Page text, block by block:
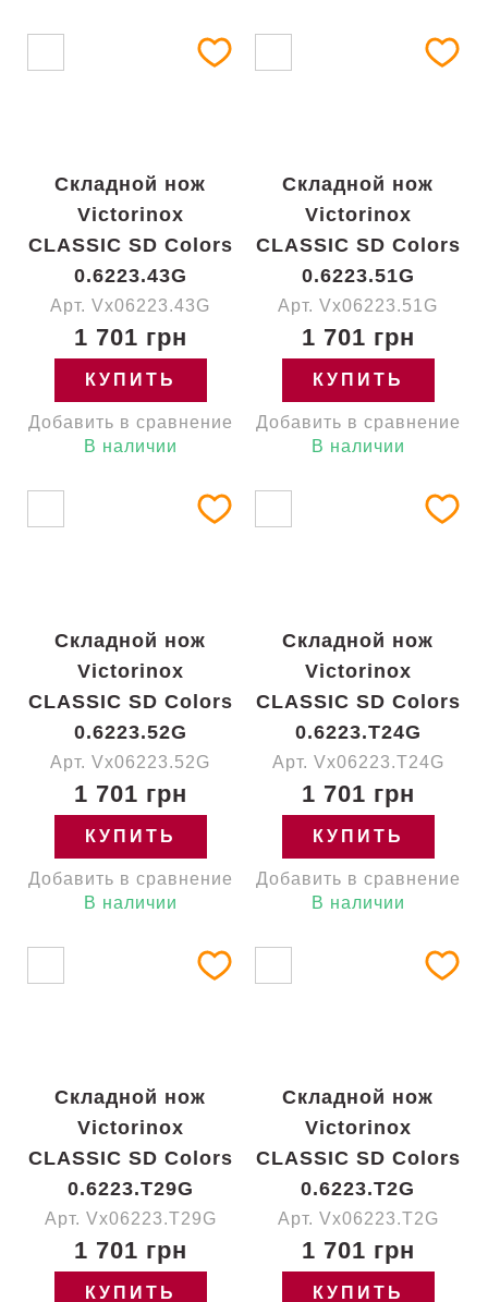
Складной нож
Victorinox
CLASSIC SD Colors
0.6223.43G
Арт. Vx06223.43G
1 701 грн
КУПИТЬ
Добавить в сравнение
В наличии
Складной нож
Victorinox
CLASSIC SD Colors
0.6223.51G
Арт. Vx06223.51G
1 701 грн
КУПИТЬ
Добавить в сравнение
В наличии
Складной нож
Victorinox
CLASSIC SD Colors
0.6223.52G
Арт. Vx06223.52G
1 701 грн
КУПИТЬ
Добавить в сравнение
В наличии
Складной нож
Victorinox
CLASSIC SD Colors
0.6223.T24G
Арт. Vx06223.T24G
1 701 грн
КУПИТЬ
Добавить в сравнение
В наличии
Складной нож
Victorinox
CLASSIC SD Colors
0.6223.T29G
Арт. Vx06223.T29G
1 701 грн
КУПИТЬ
Складной нож
Victorinox
CLASSIC SD Colors
0.6223.T2G
Арт. Vx06223.T2G
1 701 грн
КУПИТЬ